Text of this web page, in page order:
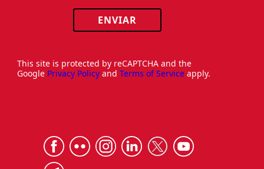
ENVIAR
This site is protected by reCAPTCHA and the
Google Privacy Policy and Terms of Service apply.